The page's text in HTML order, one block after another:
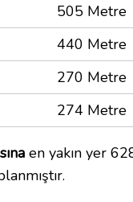
505 Metre
440 Metre
270 Metre
274 Metre
en yakın yer